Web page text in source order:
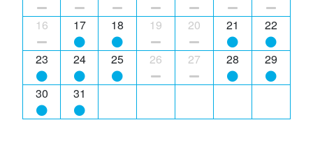
16 17 18 19 20 21 22
23 24 25 26 27 28 29
30 31